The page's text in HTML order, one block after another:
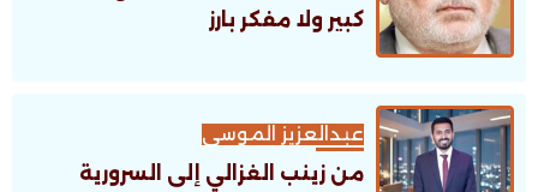
كبير ولا مفكر بارز
عبدالعزيز الموسى
من زينب الغزالي إلى السرورية